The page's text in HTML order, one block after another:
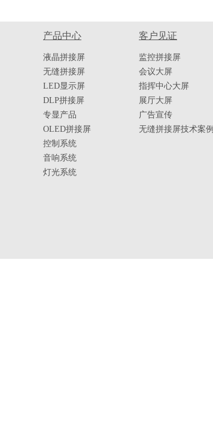
产品中心
液晶拼接屏
无缝拼接屏
LED显示屏
DLP拼接屏
专显产品
OLED拼接屏
控制系统
音响系统
灯光系统
客户见证
监控拼接屏
会议大屏
指挥中心大屏
展厅大屏
广告宣传
无缝拼接屏技术案例